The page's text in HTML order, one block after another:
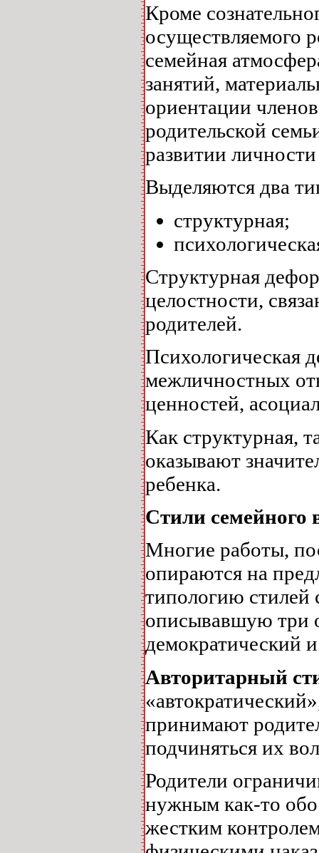
Кроме
осуществляемого
семейная
занятий,
ориентации
родительской
развитии
Выделяются два
структурная;
Структурная
целостности,
родителей.
Психологическая
межличностных
ценностей,
Как структурная,
оказывают
ребенка.
Стили семейного
Многие работы,
опираются на
типологию стилей
описывавшую три
демократический
Авторитарный
принимают
подчиняться их
Родители
нужным как-то
жестким